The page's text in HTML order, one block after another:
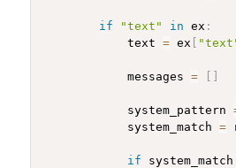
if "text" in ex :
            text
= ex [
            messages
= [ ]
            system_pattern
            system_match
=
if system_match